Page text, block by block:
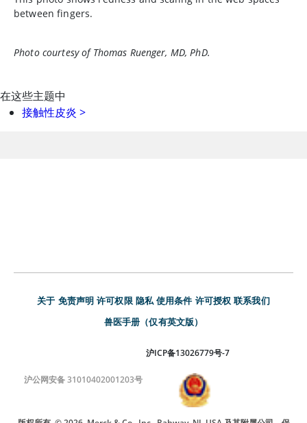
between fingers.
Photo courtesy of Thomas Ruenger, MD, PhD.
在这些主题中
接触性皮炎 >
关于 免责声明 许可权限 隐私 使用条件 许可授权 联系我们
兽医手册（仅有英文版）
沪ICP备13026779号-7
沪公网安备 31010402001203号